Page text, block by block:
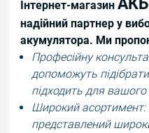
Інтернет-магазин
надійний партнер у
акумулятора. Ми
Професійну
допоможуть
підходить для вашого
Широкий
представлений